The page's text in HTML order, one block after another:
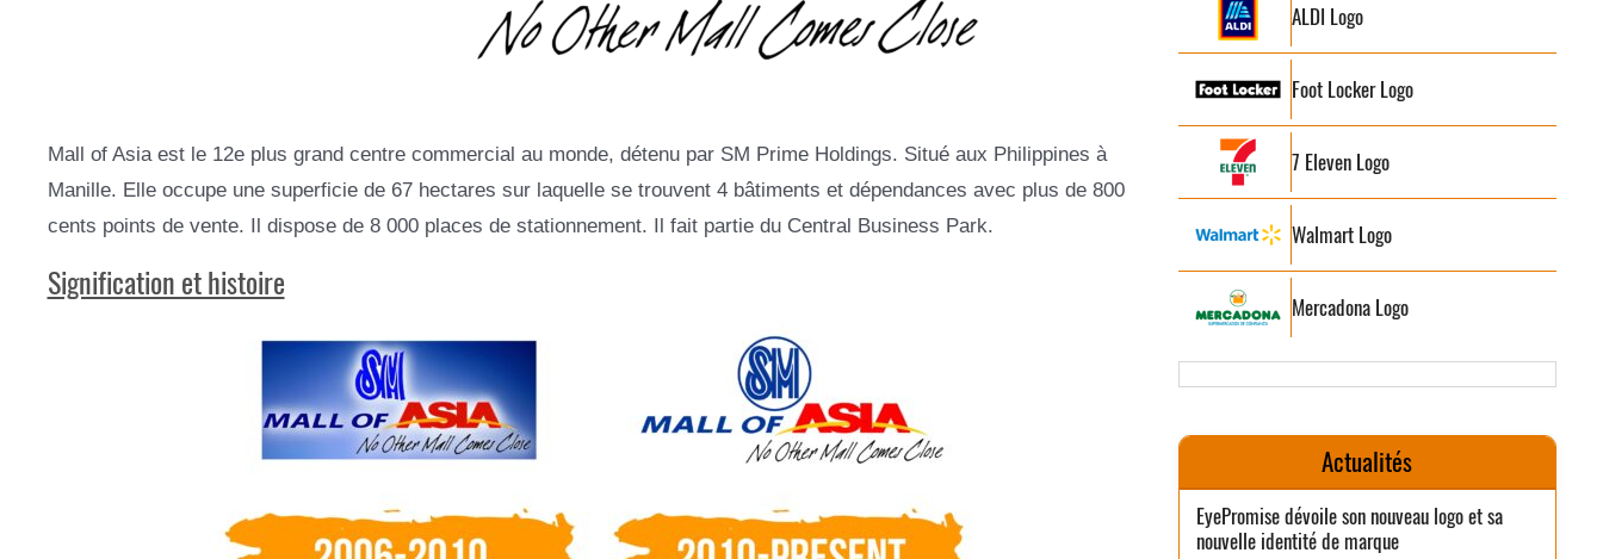
Mall of Asia est le 12e plus grand centre commercial au monde, détenu par SM Prime Holdings. Situé aux Philippines à
Manille. Elle occupe une superficie de 67 hectares sur laquelle se trouvent 4 bâtiments et dépendances avec plus de 800
cents points de vente. Il dispose de 8 000 places de stationnement. Il fait partie du Central Business Park.
Signification et histoire
ALDI Logo
Foot Locker Logo
7 Eleven Logo
Walmart Logo
Mercadona Logo
Actualités
EyePromise dévoile son nouveau logo et sa
nouvelle identité de marque